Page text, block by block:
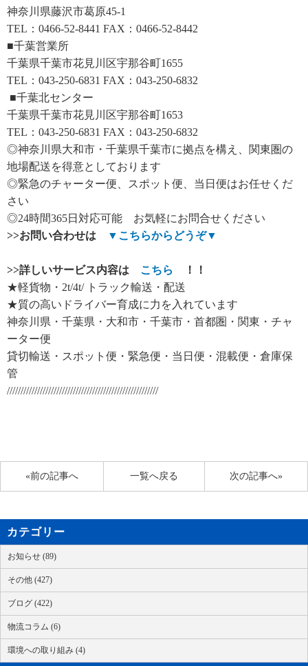
神奈川県藤沢市葛原45-1
TEL：0466-52-8441 FAX：0466-52-8442
■千葉営業所
千葉県千葉市花見川区宇那谷町1655
TEL：043-250-6831 FAX：043-250-6832
■千葉北センター
千葉県千葉市花見川区宇那谷町1653
TEL：043-250-6831 FAX：043-250-6832
◎神奈川県大和市・千葉県千葉市に拠点を構え、関東圏の
地場配送を得意としております
◎緊急のチャーター便、スポット便、当日便はお任せくだ
さい
◎24時間365日対応可能 お気軽にお問合せください
>>お問い合わせは ▼ こちらからどうぞ▼
>>詳しいサービス内容は こちら
！！
★軽貨物・2t/4t/ トラック輸送・配送
★質の高いドライバー育成に力を入れています
神奈川県・千葉県・大和市・千葉市・首都圏・関東・チャ
ーター便
貸切輸送・スポット便・緊急便・当日便・混載便・倉庫保
管
///////////////////////////////////////////////////////
«前の記事へ 次の記事へ»
一覧へ戻る
カテゴリー
お知らせ (89)
その他 (427)
ブログ (422)
物流コラム (6)
環境への取り組み (4)